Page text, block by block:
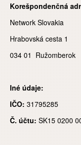
Korešpondenčná
Network Slovakia
Hrabovská cesta 1
034 01 Ružomberok
Iné údaje:
IČO: 31795285
Č. účtu: SK15 0200